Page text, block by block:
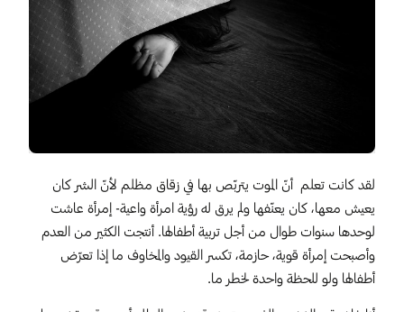
لقد كانت تعلم أنّ الموت يتربّص بها في زقاق مظلم لأنّ الشر كان
يعيش معها، كان يعنّفها ولم يرق له رؤية امرأة واعية- إمرأة عاشت
لوحدها سنوات طوال من أجل تربية أطفالها. أنتجت الكثير من العدم
وأصبحت إمرأة قوية، حازمة، تكسر القيود والمخاوف ما إذا تعرّض
أطفالها ولو للحظة واحدة لخطر ما.